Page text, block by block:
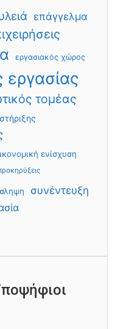
επάγγελμα
εργασιακός χώρος
εργασίας
τομέας
ενίσχυση
συνέντευξη